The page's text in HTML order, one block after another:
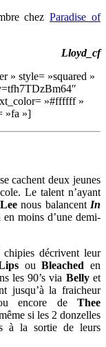
chezParadise of
Lloyd_cf
» style= »squared »
»#ffffff »
»fa »]
cachent deux jeunes
Le talent n’ayant
nous balancent In
moins d’une demi-
décrivent leur
ouBleached en
les 90’s via Belly et
jusqu’à la fraicheur
encore de Thee
si les 2 donzelles
à la sortie de leurs